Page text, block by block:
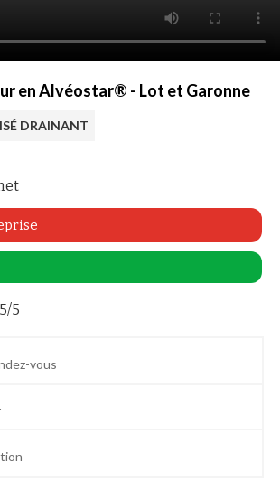
en Alvéostar® - Lot et Garonne
DRAINANT
5
vous